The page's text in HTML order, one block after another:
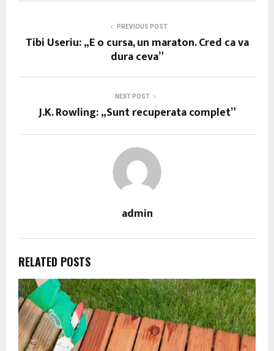
PREVIOUS POST
Tibi Useriu: „E o cursa, un maraton. Cred ca va
dura ceva”
NEXT POST
J.K. Rowling: „Sunt recuperata complet”
admin
RELATED POSTS